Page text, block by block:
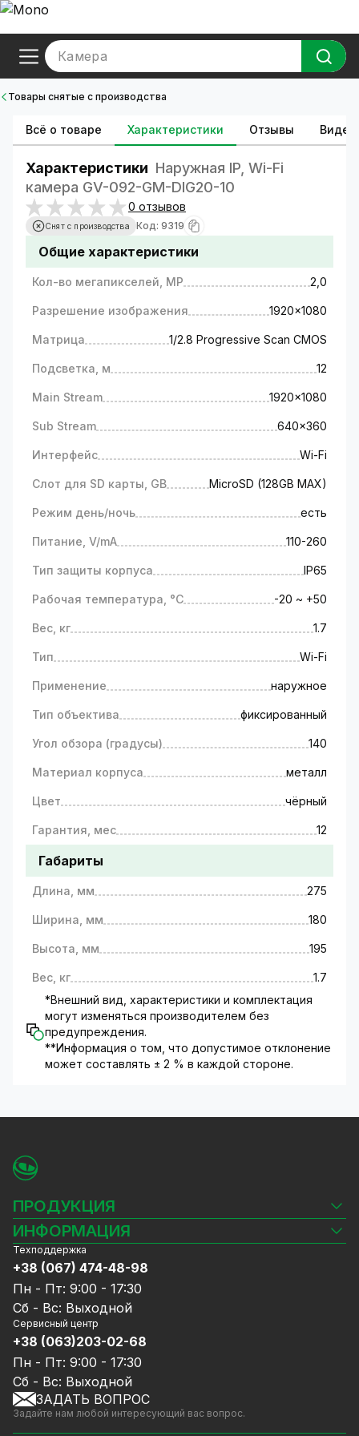
Камера
Товары снятые с производства
Всё о товаре Характеристики Отзывы Видео
Характеристики Наружная IP, Wi-Fi
камера GV-092-GM-DIG20-10
0 отзывов
Снят с производства Код: 9319
Общие характеристики
Кол-во мегапикселей, MP 2,0
Разрешение изображения 1920x1080
Матрица 1/2.8 Progressive Scan CMOS
Подсветка, м 12
Main Stream 1920x1080
Sub Stream 640x360
Интерфейс Wi-Fi
Слот для SD карты, GB MicroSD (128GB MAX)
Режим день/ночь есть
Питание, V/mA 110-260
Тип защиты корпуса IP65
Рабочая температура, °C -20 ~ +50
Вес, кг 1.7
Тип Wi-Fi
Применение наружное
Тип объектива фиксированный
Угол обзора (градусы) 140
Материал корпуса металл
Цвет чёрный
Гарантия, мес 12
Габариты
Длина, мм 275
Ширина, мм 180
Высота, мм 195
Вес, кг
1.7
*Внешний вид, характеристики и комплектация
могут изменяться производителем без
предупреждения.
**Информация о том, что допустимое отклонение
может составлять ± 2 % в каждой стороне.
ПРОДУКЦИЯ
Камеры видеонаблюдения
Видеорегистраторы
Комплекты видеонаблюдения
СКУД
Источники питания
Сетевое оборудование
Ноутбуки и компьютеры
Аксессуары
Акции
Уцененный товар
GreenVision скидки
ИНФОРМАЦИЯ
Блог
Доставка и оплата
Гарантия и Сервисное обслуживание
Политика конфиденциальности
Договор публичной оферты
Сотрудничество
Услуги
Калькулятор расчёта объёма HDD
Техподдержка
+38 (067) 474-48-98
Пн - Пт: 9:00 - 17:30
Сб - Вс: Выходной
Сервисный центр
+38 (063)203-02-68
Пн - Пт: 9:00 - 17:30
Сб - Вс: Выходной
ЗАДАТЬ ВОПРОС
Задайте нам любой интересующий вас вопрос.